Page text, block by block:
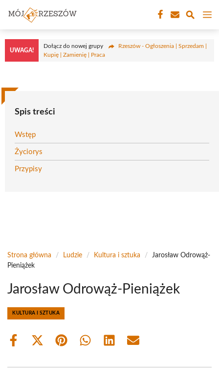
treści
UWAGA!
Dołącz do nowej grupy
Rzeszów - Ogłoszenia | Sprzedam |
Kupię | Zamienię | Praca
Spis treści
Wstęp
Życiorys
Przypisy
Strona główna / Ludzie / Kultura i sztuka /
Jarosław Odrowąż-
Pieniążek
Jarosław Odrowąż-Pieniążek
KULTURA I SZTUKA
Share
Share
(Twitter)
Share Share Share Share